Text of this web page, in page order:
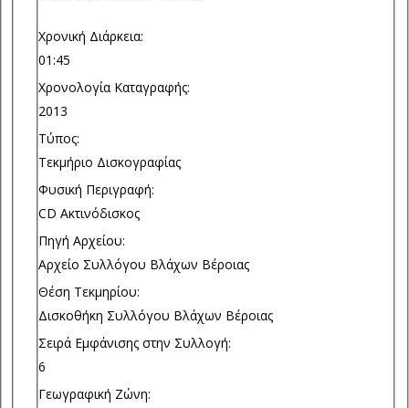
Χρονική Διάρκεια:
01:45
Χρονολογία Καταγραφής:
2013
Τύπος:
Τεκμήριο Δισκογραφίας
Φυσική Περιγραφή:
CD Ακτινόδισκος
Πηγή Αρχείου:
Αρχείο Συλλόγου Βλάχων Βέροιας
Θέση Τεκμηρίου:
Δισκοθήκη Συλλόγου Βλάχων Βέροιας
Σειρά Εμφάνισης στην Συλλογή:
6
Γεωγραφική Ζώνη: